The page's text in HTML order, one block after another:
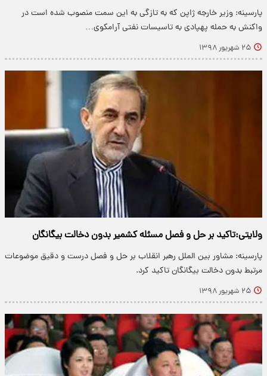
پارسینه: وزیر خارجه ژاپن که به تازگی به این سمت منصوب شده است در
واکنش به حمله پهپادی به تاسیسات نفتی آرامکوی…
۲۵ شهریور ۱۳۹۸
ولایتی:تاکید بر حل و فصل مسئله کشمیر بدون دخالت بیگانگان
پارسینه: مشاور بین الملل رهبر انقلاب بر حل و فصل درست و دقیق موضوعات
مرتبط بدون دخالت بیگانگان تاکید کرد.
۲۵ شهریور ۱۳۹۸